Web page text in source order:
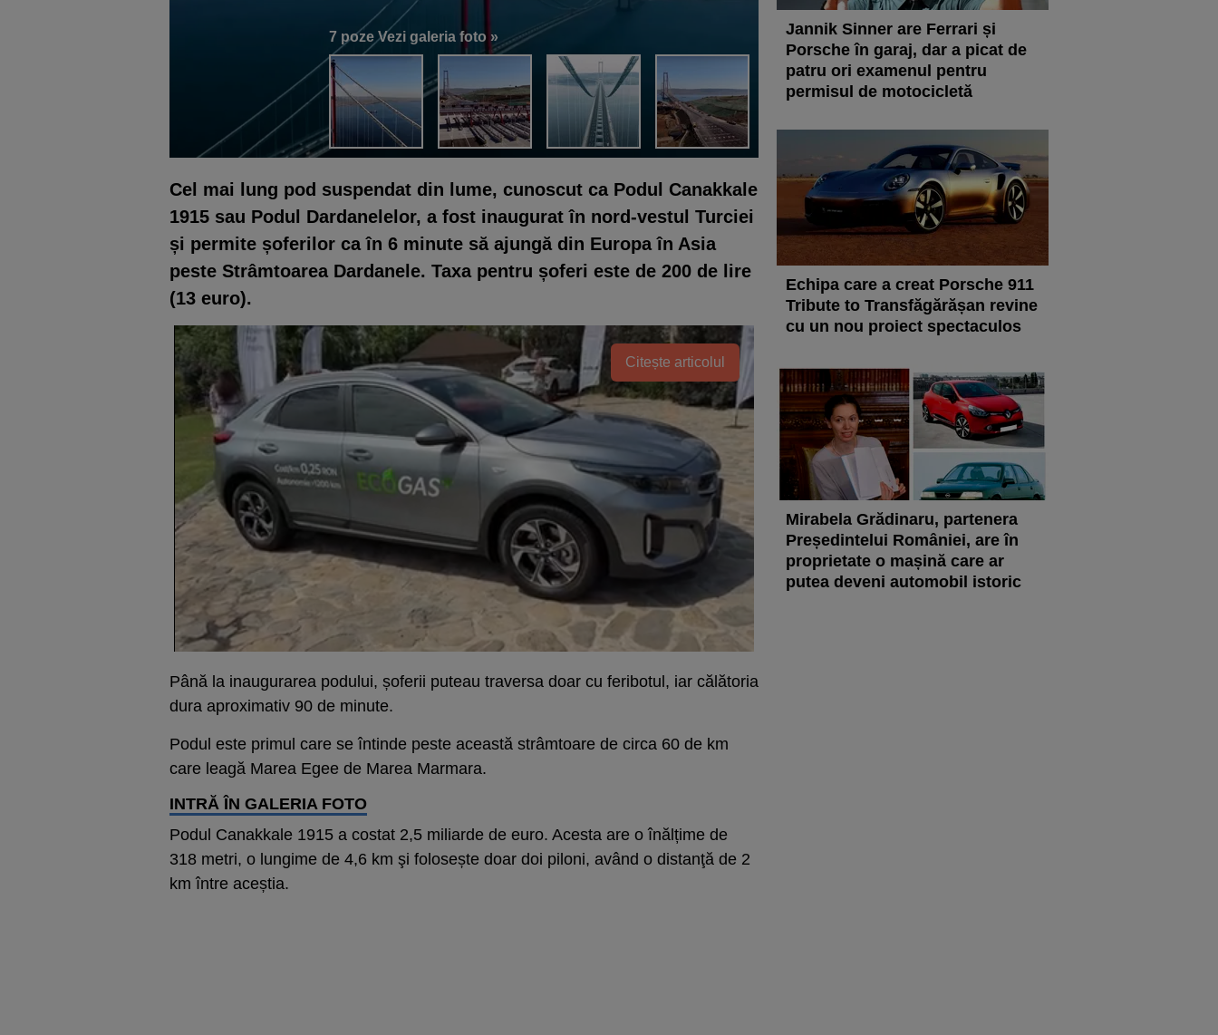
7 pozeVezi galeria foto »
Cel mai lung pod suspendat din lume, cunoscut ca Podul Canakkale
1915 sau Podul Dardanelelor, a fost inaugurat în nord-vestul Turciei
și permite șoferilor ca în 6 minute să ajungă din Europa în Asia
peste Strâmtoarea Dardanele. Taxa pentru șoferi este de 200 de lire
(13 euro).
Citește articolul
Până la inaugurarea podului, șoferii puteau traversa doar cu feribotul, iar călătoria
dura aproximativ 90 de minute.
Podul este primul care se întinde peste această strâmtoare de circa 60 de km
care leagă Marea Egee de Marea Marmara.
INTRĂ ÎN GALERIA FOTO
Podul Canakkale 1915 a costat 2,5 miliarde de euro. Acesta are o înălțime de
318 metri, o lungime de 4,6 km şi folosește doar doi piloni, având o distanţă de 2
km între aceștia.
Jannik Sinner are Ferrari și
Porsche în garaj, dar a picat de
patru ori examenul pentru
permisul de motocicletă
Echipa care a creat Porsche 911
Tribute to Transfăgărășan revine
cu un nou proiect spectaculos
Mirabela Grădinaru, partenera
Președintelui României, are în
proprietate o mașină care ar
putea deveni automobil istoric